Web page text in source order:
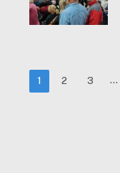
1 2 3 …